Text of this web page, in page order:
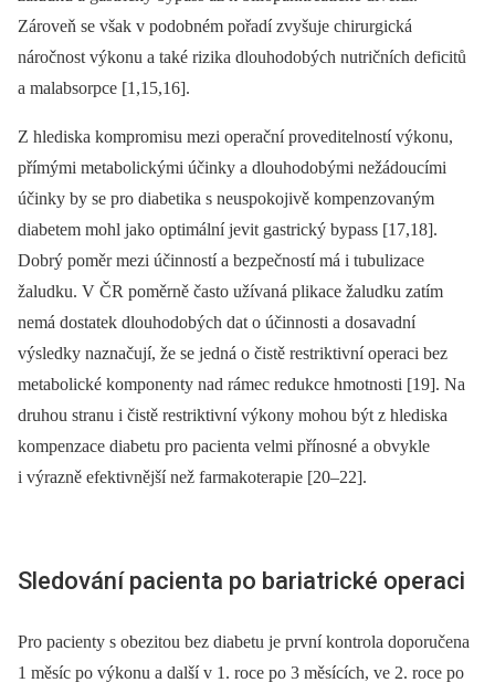
Zároveň se však v podobném pořadí zvyšuje chirurgická
náročnost výkonu a také rizika dlouhodobých nutričních deficitů
a malabsorpce [1,15,16].
Z hlediska kompromisu mezi operační proveditelností výkonu,
přímými metabolickými účinky a dlouhodobými nežádoucími
účinky by se pro diabetika s neuspokojivě kompenzovaným
diabetem mohl jako optimální jevit gastrický bypass [17,18].
Dobrý poměr mezi účinností a bezpečností má i tubulizace
žaludku. V ČR poměrně často užívaná plikace žaludku zatím
nemá dostatek dlouhodobých dat o účinnosti a dosavadní
výsledky naznačují, že se jedná o čistě restriktivní operaci bez
metabolické komponenty nad rámec redukce hmotnosti [19]. Na
druhou stranu i čistě restriktivní výkony mohou být z hlediska
kompenzace diabetu pro pacienta velmi přínosné a obvykle
i výrazně efektivnější než farmakoterapie [20–22].
Sledování pacienta po bariatrické operaci
Pro pacienty s obezitou bez diabetu je první kontrola doporučena
1 měsíc po výkonu a další v 1. roce po 3 měsících, ve 2. roce po